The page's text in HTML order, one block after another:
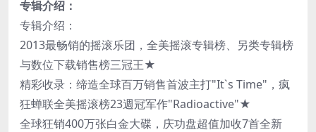
专辑介绍：
专辑介绍：
2013最畅销的摇滚乐团，全美摇滚专辑榜、另类专辑榜
与数位下载销售榜三冠王★
精彩收录：缔造全球百万销售首波主打"It`s Time"，疯
狂蝉联全美摇滚榜23週冠军作"Radioactive"★
全球狂销400万张白金大碟，庆功盘超值加收7首全新